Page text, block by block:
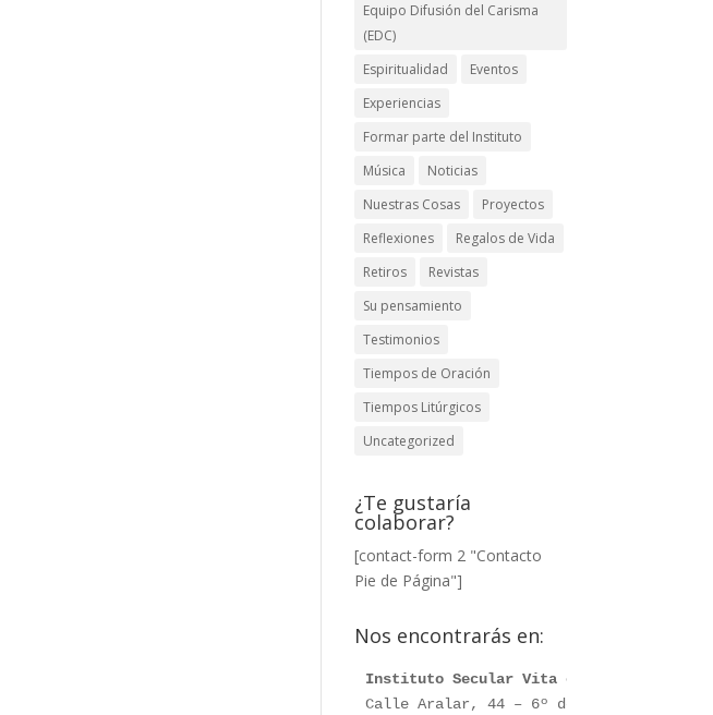
Equipo Difusión del Carisma
(EDC)
Espiritualidad
Eventos
Experiencias
Formar parte del Instituto
Música
Noticias
Nuestras Cosas
Proyectos
Reflexiones
Regalos de Vida
Retiros
Revistas
Su pensamiento
Testimonios
Tiempos de Oración
Tiempos Litúrgicos
Uncategorized
¿Te gustaría
colaborar?
[contact-form 2 "Contacto
Pie de Página"]
Nos encontrarás en:
Instituto Secular Vita et Pax
Calle Aralar, 44 – 6º dcha.